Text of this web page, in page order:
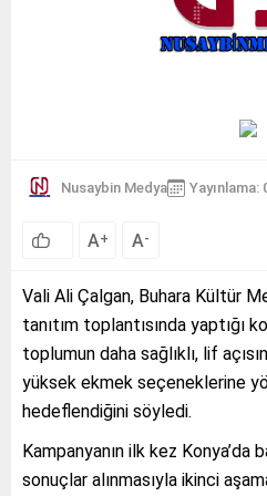
Nusaybin Medya Yayınlama:
A+ A-
Vali Ali Çalgan, Buhara Kültür
tanıtım toplantısında yaptığı
toplumun daha sağlıklı, lif
yüksek ekmek seçeneklerine
hedeflendiğini söyledi.
Kampanyanın ilk kez Konya’da
sonuçlar alınmasıyla ikinci